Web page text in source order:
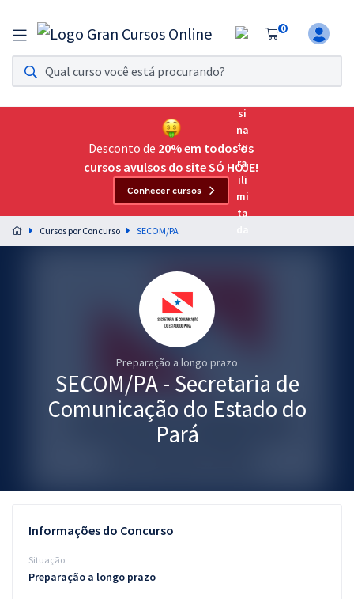
0
Assinatura Ilimitada 11
Acesso a todos os cursos. Teste grátis por 7 dias!
Assinatura OAB Até Passar
Acesso ilimitado a toda preparação para o Exame da
Preparação completa e intensiva para as principais
residências em saúde do Brasil
Graduação
Blog
Desconto de 20% em todos os
cursos avulsos do site SÓ HOJE!
Conhecer cursos
Cursos por Concurso SECOM/PA
Preparação a longo prazo
SECOM/PA - Secretaria de
Comunicação do Estado do
Pará
Informações do Concurso
Situação
Preparação a longo prazo